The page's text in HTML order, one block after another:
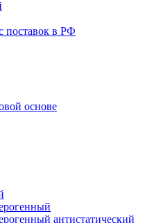
поставок в РФ
основе
антистатический